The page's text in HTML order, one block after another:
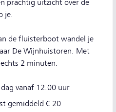
prachtig uitzicht over de
je.
de fluisterboot wandel je
De Wijnhuistoren. Met
2 minuten.
vanaf 12.00 uur
gemiddeld € 20